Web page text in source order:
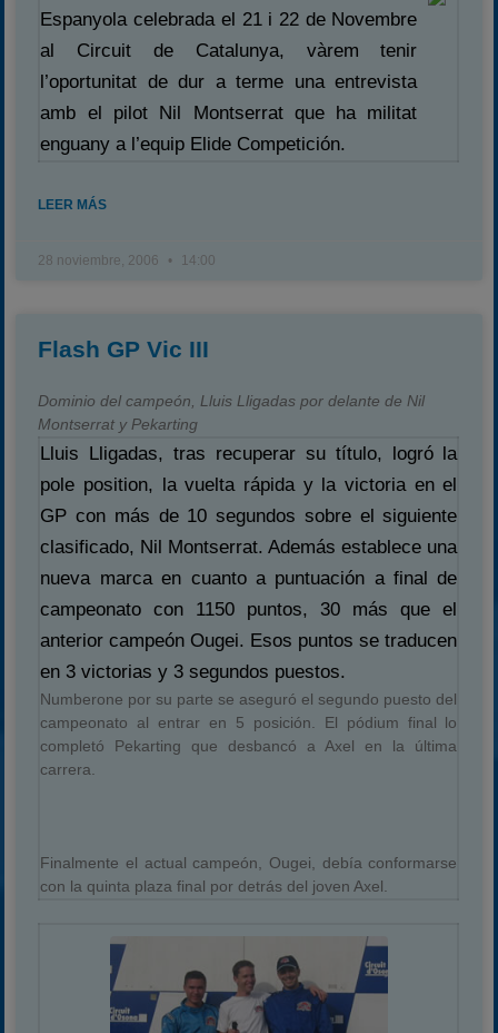
Espanyola celebrada el 21 i 22 de Novembre
al Circuit de Catalunya, vàrem tenir
l’oportunitat de dur a terme una entrevista
amb el pilot Nil Montserrat que ha militat
enguany a l’equip Elide Competición.
LEER MÁS
28 noviembre, 2006 14:00
Flash GP Vic III
Dominio del campeón, Lluis Lligadas por delante de Nil
Montserrat y Pekarting
Lluis Lligadas, tras recuperar su título, logró la
pole position, la vuelta rápida y la victoria en el
GP con más de 10 segundos sobre el siguiente
clasificado, Nil Montserrat. Además establece una
nueva marca en cuanto a puntuación a final de
campeonato con 1150 puntos, 30 más que el
anterior campeón Ougei. Esos puntos se traducen
en 3 victorias y 3 segundos puestos.
Numberone por su parte se aseguró el segundo puesto del
campeonato al entrar en 5 posición. El pódium final lo
completó Pekarting que desbancó a Axel en la última
carrera.
Finalmente el actual campeón, Ougei, debía conformarse
con la quinta plaza final por detrás del joven Axel.